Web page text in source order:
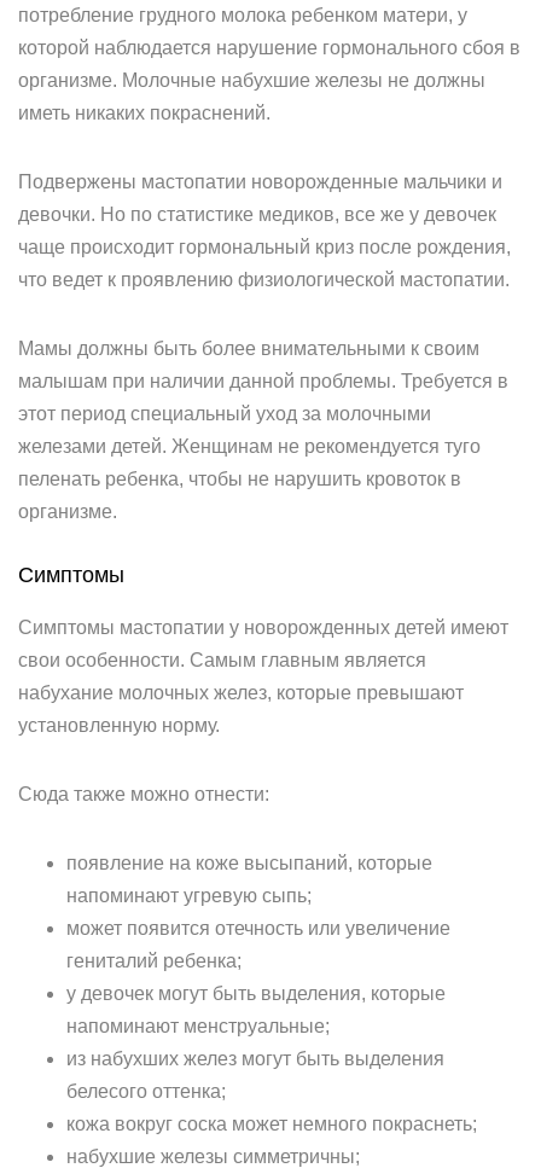
потребление грудного молока ребенком матери, у
которой наблюдается нарушение гормонального сбоя в
организме. Молочные набухшие железы не должны
иметь никаких покраснений.
Подвержены мастопатии новорожденные мальчики и
девочки. Но по статистике медиков, все же у девочек
чаще происходит гормональный криз после рождения,
что ведет к проявлению физиологической мастопатии.
Мамы должны быть более внимательными к своим
малышам при наличии данной проблемы. Требуется в
этот период специальный уход за молочными
железами детей. Женщинам не рекомендуется туго
пеленать ребенка, чтобы не нарушить кровоток в
организме.
Симптомы
Симптомы мастопатии у новорожденных детей имеют
свои особенности. Самым главным является
набухание молочных желез, которые превышают
установленную норму.
Сюда также можно отнести:
появление на коже высыпаний, которые
напоминают угревую сыпь;
может появится отечность или увеличение
гениталий ребенка;
у девочек могут быть выделения, которые
напоминают менструальные;
из набухших желез могут быть выделения
белесого оттенка;
кожа вокруг соска может немного покраснеть;
набухшие железы симметричны;